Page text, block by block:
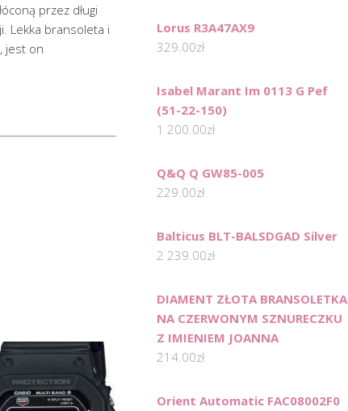
przez długi
Lekka bransoleta i
jest on
Lorus R3A47AX9
329.00zł
Isabel Marant Im 0113 G Pef
(51-22-150)
1 200.00zł
Q&Q Q GW85-005
229.00zł
Balticus BLT-BALSDGAD Silver
2 239.00zł
DIAMENT ZŁOTA BRANSOLETKA
NA CZERWONYM SZNURECZKU
Z IMIENIEM JOANNA
214.00zł
Orient Automatic FAC08002F0